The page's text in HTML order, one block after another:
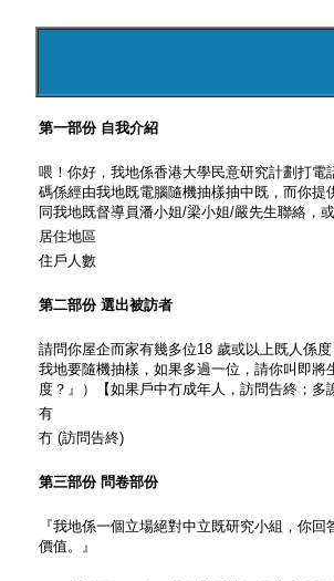
第一部份 自我介紹
喂！你好，我地係香港大學民意研究計劃打
碼係經由我地既電腦隨機抽樣抽中既，而你
同我地既督導員潘小姐/梁小姐/嚴先生聯絡，
居住地區
住戶人數
第二部份 選出被訪者
請問你屋企而家有幾多位18 歲或以上既人係
我地要隨機抽樣，如果多過一位，請你叫即
度？』）【如果戶中冇成年人，訪問告終；多
有
冇 (訪問告終)
第三部份 問卷部份
『我地係一個立場絕對中立既研究小組，你
價值。』